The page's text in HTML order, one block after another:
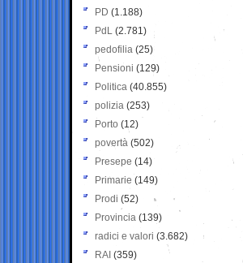
PD (1.188)
PdL (2.781)
pedofilia (25)
Pensioni (129)
Politica (40.855)
polizia (253)
Porto (12)
povertà (502)
Presepe (14)
Primarie (149)
Prodi (52)
Provincia (139)
radici e valori (3.682)
RAI (359)